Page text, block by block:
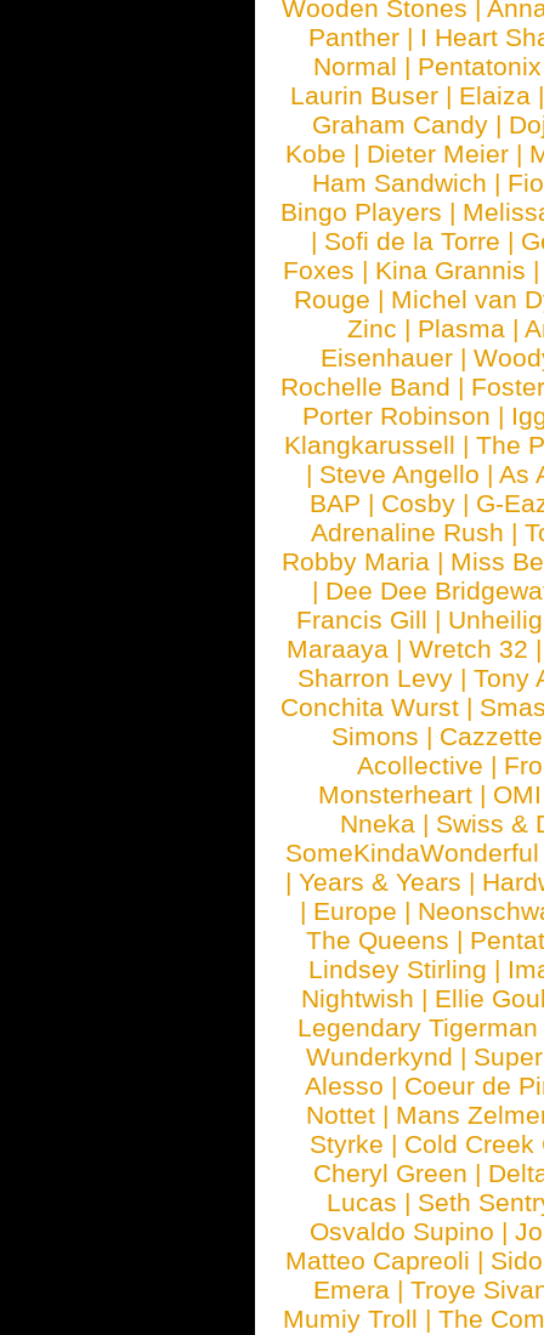
Wooden Stones |
Panther | I Heart
Normal | Pentatonix
Laurin Buser | Elaiza
Graham Candy |
Kobe | Dieter Meier |
Ham Sandwich |
Bingo Players |
| Sofi de la Torre |
Foxes | Kina Grannis
Rouge | Michel van
Zinc | Plasma |
Eisenhauer |
Rochelle Band |
Porter Robinson |
Klangkarussell |The
| Steve Angello |As
BAP | Cosby | G-
Adrenaline Rush |
Robby Maria | Miss
| Dee Dee
Francis Gill | Unheilig
Maraaya | Wretch 32
Sharron Levy |Tony
Conchita Wurst |
Simons | Cazzette
Acollective |
Monsterheart | OMI
Nneka | Swiss &
SomeKindaWonderful
| Years & Years |
| Europe |
The Queens |
Lindsey Stirling |
Nightwish | Ellie
Legendary Tigerman
Wunderkynd |
Alesso | Coeur de
Nottet | Mans
Styrke | Cold Creek
Cheryl Green |
Lucas | Seth
Osvaldo Supino |
Matteo Capreoli | Sido
Emera | Troye
Mumiy Troll |The